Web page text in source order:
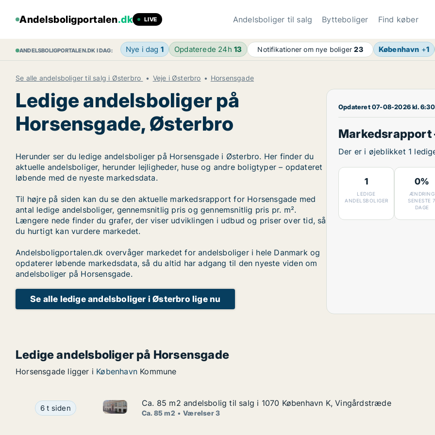
Andelsboligportalen.dk LIVE Andelsboliger til salg Bytteboliger Find køber
ANDELSBOLIGPORTALEN.DK I DAG: Nye i dag 1 Opdaterede 24h13 Notifikationer om nye boliger23 København +1
Se alle andelsboliger til salg i Østerbro Veje i Østerbro Horsensgade
Ledige andelsboliger på
Horsensgade, Østerbro
Herunder ser du ledige andelsboliger på Horsensgade i Østerbro. Her finder du
aktuelle andelsboliger, herunder lejligheder, huse og andre boligtyper – opdateret
løbende med de nyeste markedsdata.
Til højre på siden kan du se den aktuelle markedsrapport for Horsensgade med
antal ledige andelsboliger, gennemsnitlig pris og gennemsnitlig pris pr. m².
Længere nede finder du grafer, der viser udviklingen i udbud og priser over tid, så
du hurtigt kan vurdere markedet.
Andelsboligportalen.dk overvåger markedet for andelsboliger i hele Danmark og
opdaterer løbende markedsdata, så du altid har adgang til den nyeste viden om
andelsboliger på Horsensgade.
Se alle ledige andelsboliger i Østerbro lige nu
Opdateret 07-08-2026 kl. 6:30
Markedsrapport
Der er i øjeblikket 1
1
LEDIGE
ANDELSBOLIGER
0%
ÆNDRING
SENESTE 7
DAGE
Ledige andelsboliger på Horsensgade
Horsensgade ligger i København Kommune
Ca. 85 m2 andelsbolig til salg i 1070 København K, Vingårdstræde
6 t siden Ca. 85 m2 andelsbolig til salg i 1070 København K, Vingårdstræde
Ca. 85 m2 andelsbolig til salg i 1070 København K, Vingårdstræde
Ca. 85 m2 andelsbolig til salg i 1070 København K, Vingårdstræde
Ca. 85 m2 Værelser 3